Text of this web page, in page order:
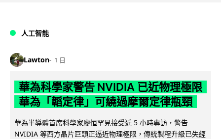
人工智能
Lawton 1 日
華為科學家警告 NVIDIA 已近物理極限
華為「韜定律」可繞過摩爾定律瓶頸
華為半導體首席科學家廖恒罕見接受近 5 小時專訪，警告
NVIDIA 等西方晶片巨頭正逼近物理極限，傳統製程升級已失經